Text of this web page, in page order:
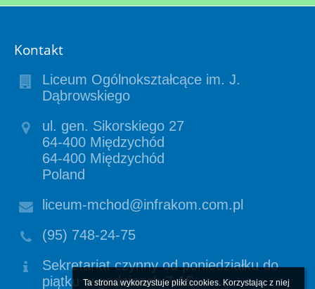
Ta strona wykorzystuje pliki cookies. Korzystając z niej
Kontakt
Liceum Ogólnokształcące im. J.
Dąbrowskiego
ul. gen. Sikorskiego 27
64-400 Międzychód
64-400 Międzychód
Poland
liceum-mchod@infrakom.com.pl
(95) 748-24-75
Sekretariat czynny od poniedziałku do
piątku w godzinach 7-15